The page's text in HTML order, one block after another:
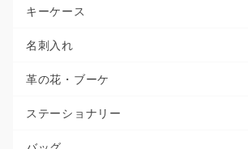
キーケース
名刺入れ
革の花・ブーケ
ステーショナリー